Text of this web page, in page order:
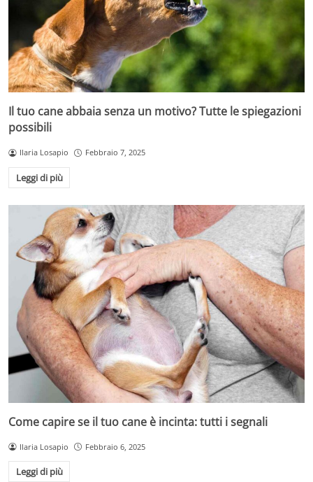
Il tuo cane abbaia senza un motivo? Tutte le spiegazioni
possibili
Ilaria Losapio Febbraio 7, 2025
Leggi di più
Come capire se il tuo cane è incinta: tutti i segnali
Ilaria Losapio Febbraio 6, 2025
Leggi di più